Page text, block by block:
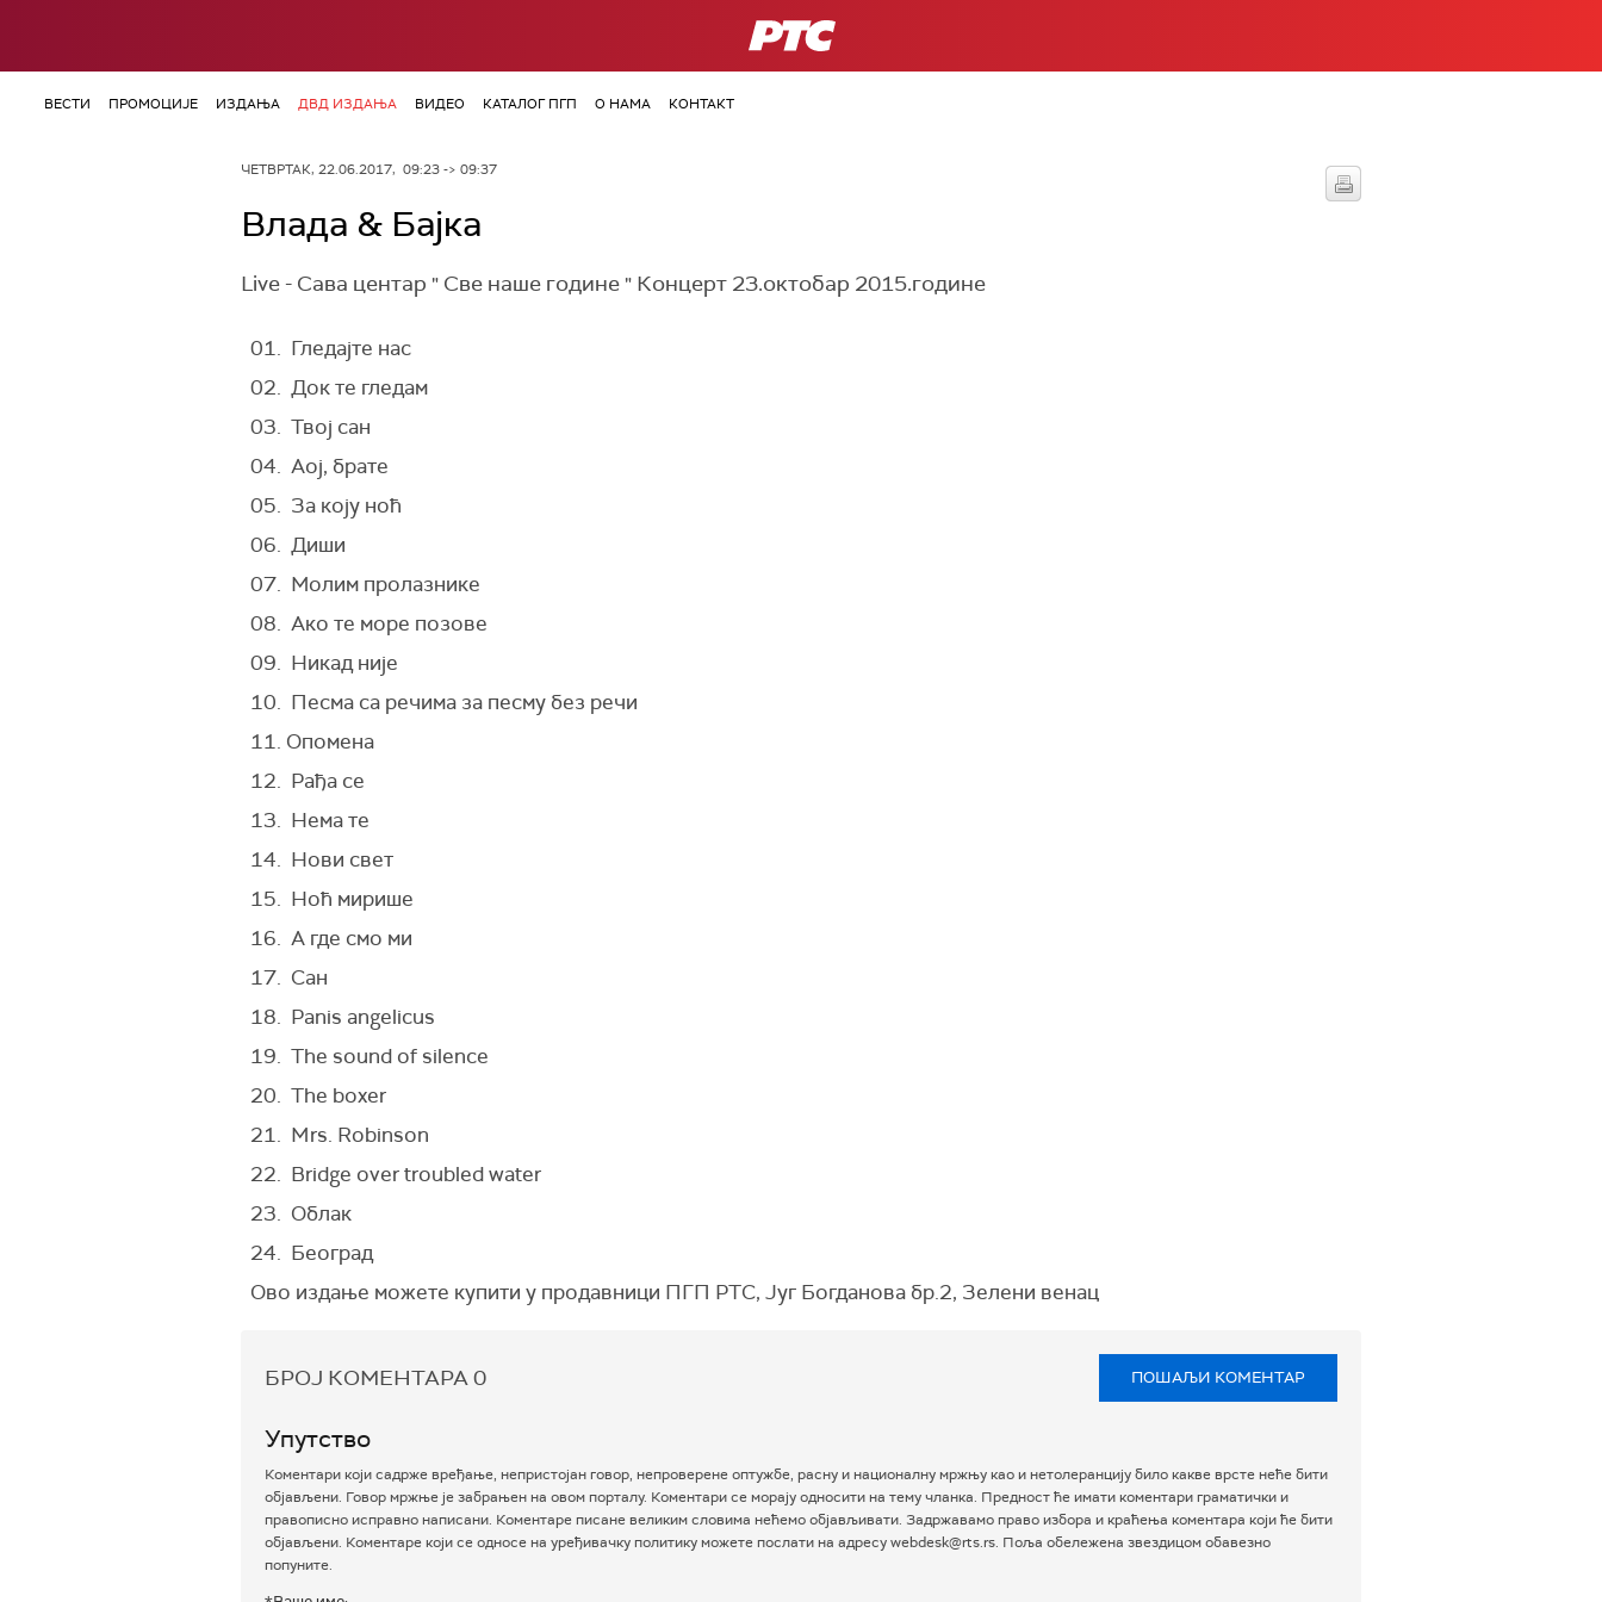
РТС
ВЕСТИ ПРОМОЦИЈЕ ИЗДАЊА ДВД ИЗДАЊА ВИДЕО КАТАЛОГ ПГП О НАМА КОНТАКТ
ЧЕТВРТАК, 22.06.2017, 09:23 -> 09:37
Влада & Бајка
Live - Сава центар " Све наше године " Концерт 23.октобар 2015.године
01. Гледајте нас
02. Док те гледам
03. Твој сан
04. Аој, брате
05. За коју ноћ
06. Диши
07. Молим пролазнике
08. Ако те море позове
09. Никад није
10. Песма са речима за песму без речи
11. Опомена
12. Рађа се
13. Нема те
14. Нови свет
15. Ноћ мирише
16. А где смо ми
17. Сан
18. Panis angelicus
19. The sound of silencе
20. The boxer
21. Mrs. Robinson
22. Bridge over troubled water
23. Облак
24. Београд
Ово издање можете купити у продавници ПГП РТС, Југ Богданова бр.2, Зелени венац
БРОЈ КОМЕНТАРА0 ПОШАЉИ КОМЕНТАР
Упутство
Коментари који садрже вређање, непристојан говор, непроверене оптужбе, расну и националну мржњу као и нетолеранцију било какве врсте неће бити
објављени. Говор мржње је забрањен на овом порталу. Коментари се морају односити на тему чланка. Предност ће имати коментари граматички и
правописно исправно написани. Коментаре писане великим словима нећемо објављивати. Задржавамо право избора и краћења коментара који ће бити
објављени. Коментаре који се односе на уређивачку политику можете послати на адресу webdesk@rts.rs. Поља обележена звездицом обавезно
попуните.